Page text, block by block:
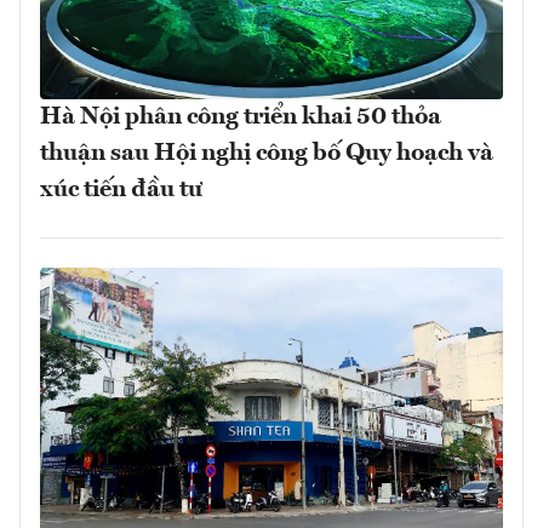
Hà Nội phân công triển khai 50 thỏa
thuận sau Hội nghị công bố Quy hoạch và
xúc tiến đầu tư